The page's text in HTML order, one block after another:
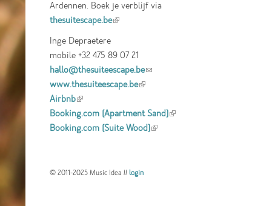
Ardennen. Boek je verblijf via
thesuitescape.be(link is external)
Inge Depraetere
mobile +32 475 89 07 21
hallo@thesuiteescape.be(link sends e-mail)
www.thesuiteescape.be(link is external)
Airbnb(link is external)
Booking.com (Apartment Sand)(link is
Booking.com (Suite Wood)(link is external)
© 2011-2025 Music Idea //login